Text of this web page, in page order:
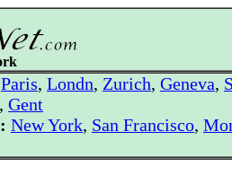
Paris, Londn, Zurich, Geneva,
, Gent
New York, San Francisco,